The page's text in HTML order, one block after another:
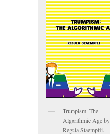
Trumpism. The
Algorithmic Age by
Regula Staempfli.